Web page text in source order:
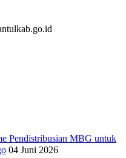
Pendistribusian MBG untuk
04 Juni 2026